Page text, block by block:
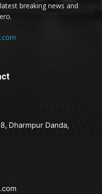
breaking news and
Dharmpur Danda,